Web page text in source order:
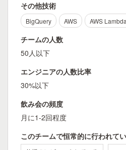
その他技術
BigQuery AWS AWS Lambda
チームの人数
50人以下
エンジニアの人数比率
30%以下
飲み会の頻度
月に1-2回程度
このチームで恒常的に行われて